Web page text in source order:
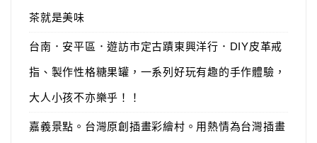
茶就是美味
台南．安平區．遊訪市定古蹟東興洋行．DIY皮革戒
指、製作性格糖果罐，一系列好玩有趣的手作體驗，
大人小孩不亦樂乎！！
嘉義景點。台灣原創插畫彩繪村。用熱情為台灣插畫